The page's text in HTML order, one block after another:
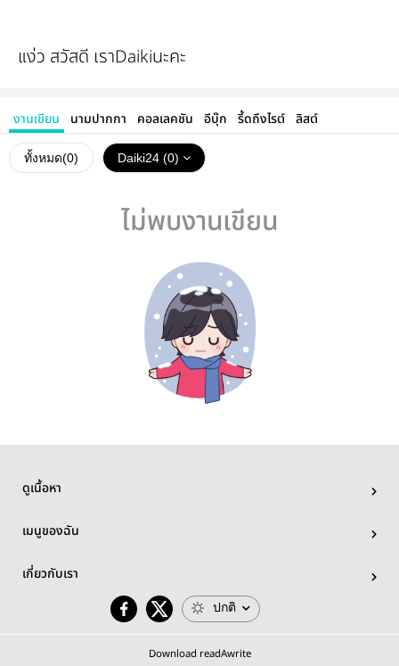
แง่ว สวัสดี เราDaikiนะคะ
งานเขียน นามปากกา คอลเลคชัน อีบุ๊ก รี้ดถึงไรต์ ลิสต์
ทั้งหมด(0) Daiki24 (0)
ไม่พบงานเขียน
ดูเนื้อหา
เมนูของฉัน
เกี่ยวกับเรา
ปกติ
Download readAwrite